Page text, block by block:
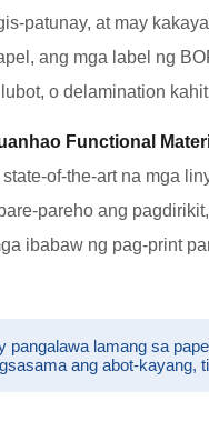
patunay, at may
ang mga label ng
o delamination
Functional
of-the-art na mga
pareho ang
ibabaw ng pag-print
pangalawa lamang sa
ang abot-kayang,